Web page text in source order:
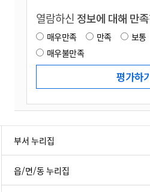
열람하신 정보에 대해 만족
매우만족 만족 보통
매우불만족
부서 누리집
읍/면/동 누리집